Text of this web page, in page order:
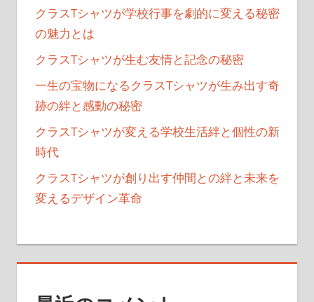
クラスTシャツが学校行事を劇的に変える秘密
の魅力とは
クラスTシャツが生む友情と記念の秘密
一生の宝物になるクラスTシャツが生み出す奇
跡の絆と感動の秘密
クラスTシャツが変える学校生活絆と個性の新
時代
クラスTシャツが創り出す仲間との絆と未来を
変えるデザイン革命